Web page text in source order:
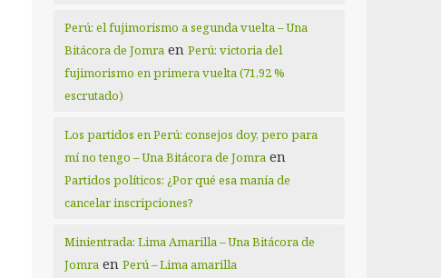
Perú: el fujimorismo a segunda vuelta – Una
Bitácora de Jomra enPerú: victoria del
fujimorismo en primera vuelta (71,92 %
escrutado)
Los partidos en Perú: consejos doy, pero para
mí no tengo – Una Bitácora de Jomra en
Partidos políticos: ¿Por qué esa manía de
cancelar inscripciones?
Minientrada: Lima Amarilla – Una Bitácora de
Jomra enPerú – Lima amarilla